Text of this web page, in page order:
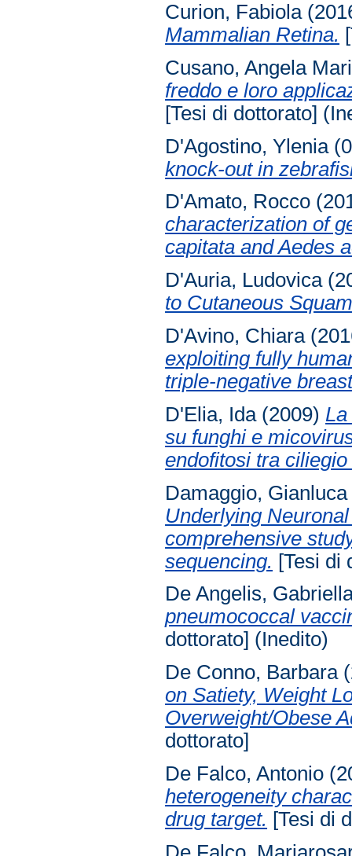
Curion, Fabiola
Mammalian Retina.
Cusano, Angela
freddo e loro
[Tesi di dottorato]
D'Agostino, Ylenia
knock-out in
D'Amato, Rocco
characterization of
capitata and Aedes
D'Auria, Ludovica
to Cutaneous
D'Avino, Chiara
exploiting fully
triple-negative
D'Elia, Ida(2009)
su funghi e
endofitosi tra
Damaggio, Gianluca
Underlying
comprehensive
sequencing. [Tesi di
De Angelis,
pneumococcal
dottorato] (Inedito)
De Conno, Barbara
on Satiety, Weight
Overweight/Obese
dottorato]
De Falco, Antonio
heterogeneity
drug target. [Tesi di